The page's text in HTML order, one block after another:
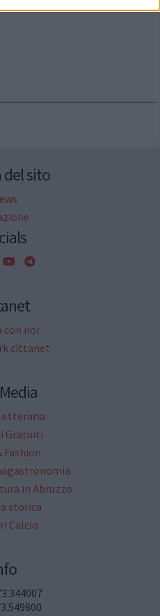
del sito
con noi
cittanet
Gratuiti
Fashion
in Abruzzo
storica
Calcio